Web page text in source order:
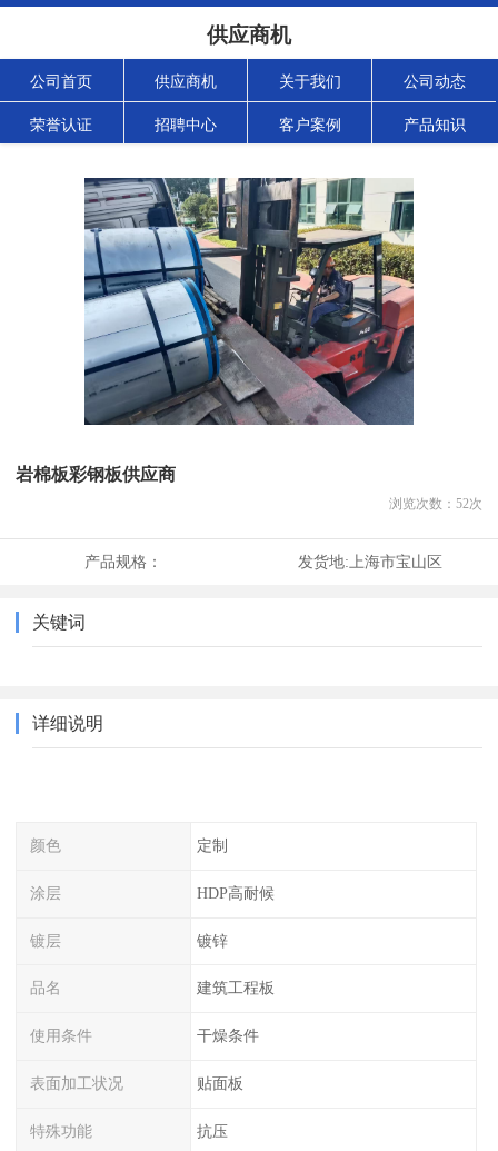
供应商机
公司首页 供应商机 关于我们 公司动态
荣誉认证 招聘中心 客户案例 产品知识
岩棉板彩钢板供应商
浏览次数： 52次
产品规格： 发货地: 上海市宝山区
关键词
详细说明
颜色 定制
涂层 HDP高耐候
镀层 镀锌
品名 建筑工程板
使用条件 干燥条件
表面加工状况 贴面板
特殊功能 抗压